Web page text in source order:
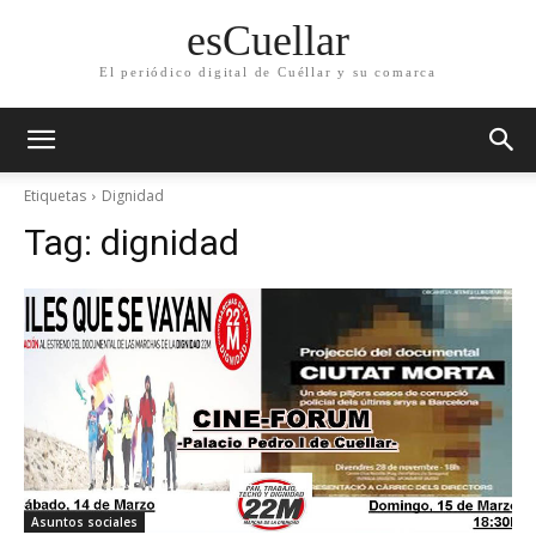
esCuellar
El periódico digital de Cuéllar y su comarca
Etiquetas Dignidad
Tag: dignidad
Asuntos sociales